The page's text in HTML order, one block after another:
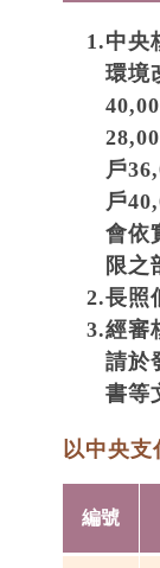
1.中央
環境
戶
戶
會依
限之
2.長照
3.經審
請於
書等
以中央支
編號